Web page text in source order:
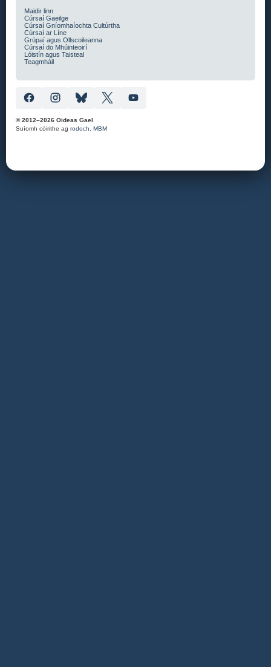
Maidir linn
Cúrsaí Gaeilge
Cúrsaí Gníomhaíochta Cultúrtha
Cúrsaí ar Líne
Grúpaí agus Ollscoileanna
Cúrsaí do Mhúinteoirí
Lóistín agus Taisteal
Teagmháil
© 2012–2026 Oideas Gael
Suíomh cóirithe agrodoch, MBM